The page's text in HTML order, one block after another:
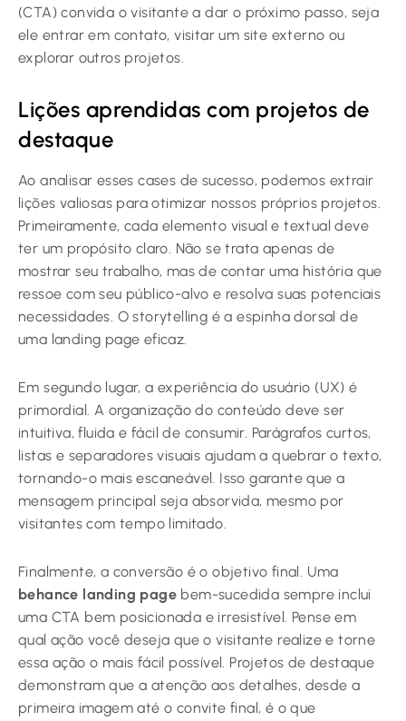
(CTA) convida o visitante a dar o próximo passo, seja
ele entrar em contato, visitar um site externo ou
explorar outros projetos.
Lições aprendidas com projetos de
destaque
Ao analisar esses cases de sucesso, podemos extrair
lições valiosas para otimizar nossos próprios projetos.
Primeiramente, cada elemento visual e textual deve
ter um propósito claro. Não se trata apenas de
mostrar seu trabalho, mas de contar uma história que
ressoe com seu público-alvo e resolva suas potenciais
necessidades. O storytelling é a espinha dorsal de
uma landing page eficaz.
Em segundo lugar, a experiência do usuário (UX) é
primordial. A organização do conteúdo deve ser
intuitiva, fluida e fácil de consumir. Parágrafos curtos,
listas e separadores visuais ajudam a quebrar o texto,
tornando-o mais escaneável. Isso garante que a
mensagem principal seja absorvida, mesmo por
visitantes com tempo limitado.
Finalmente, a conversão é o objetivo final. Uma
behance landing page bem-sucedida sempre inclui
uma CTA bem posicionada e irresistível. Pense em
qual ação você deseja que o visitante realize e torne
essa ação o mais fácil possível. Projetos de destaque
demonstram que a atenção aos detalhes, desde a
primeira imagem até o convite final, é o que